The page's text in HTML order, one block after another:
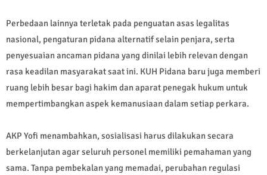
Perbedaan lainnya terletak pada penguatan asas legalitas
nasional, pengaturan pidana alternatif selain penjara, serta
penyesuaian ancaman pidana yang dinilai lebih relevan dengan
rasa keadilan masyarakat saat ini. KUH Pidana baru juga memberi
ruang lebih besar bagi hakim dan aparat penegak hukum untuk
mempertimbangkan aspek kemanusiaan dalam setiap perkara.
AKP Yofi menambahkan, sosialisasi harus dilakukan secara
berkelanjutan agar seluruh personel memiliki pemahaman yang
sama. Tanpa pembekalan yang memadai, perubahan regulasi